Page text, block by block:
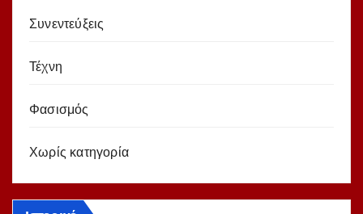
Συνεντεύξεις
Τέχνη
Φασισμός
Χωρίς κατηγορία